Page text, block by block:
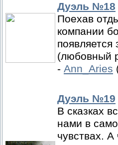
Дуэль №18
Поехав
компании
появляется
(любовный
- Ann_Aries
Дуэль №19
В сказках
нами в
чувствах.